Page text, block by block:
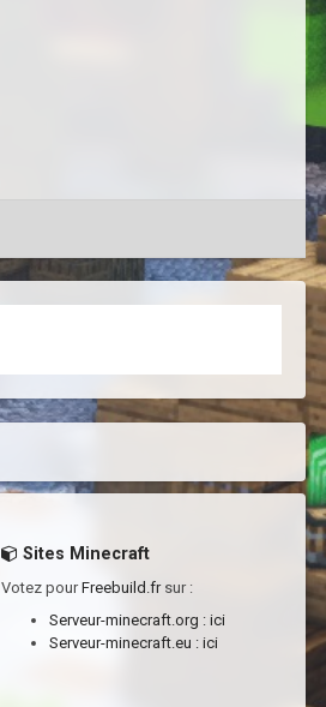
Sites Minecraft
Votez pourFreebuild.frsur :
Serveur-minecraft.org : ici
Serveur-minecraft.eu : ici